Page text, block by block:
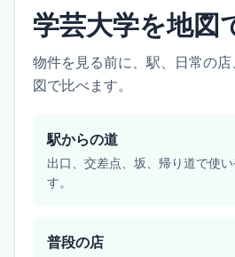
学芸大学を地図
物件を見る前に、駅、日常の
図で比べます。
駅からの道
出口、交差点、坂、帰り道で使
す。
普段の店